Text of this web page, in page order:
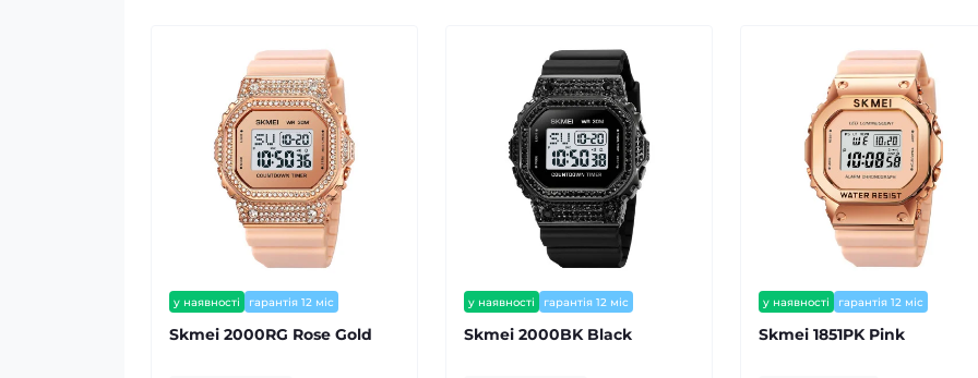
у наявності гарантія 12 міс
Skmei 2000RG Rose Gold
у наявності гарантія 12 міс
Skmei 2000BK Black
у наявності гарантія 12 міс
Skmei 1851PK Pink